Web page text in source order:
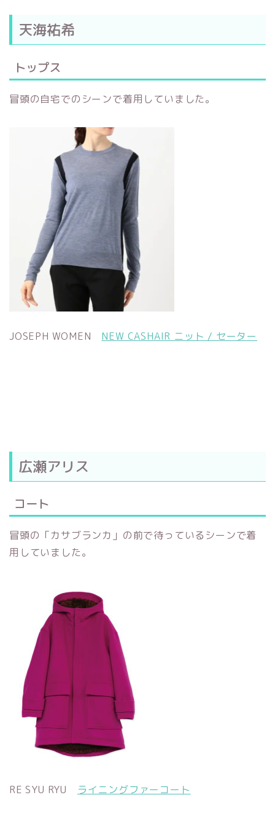
天海祐希
トップス
冒頭の自宅でのシーンで着用していました。
JOSEPH WOMEN NEW CASHAIR ニット / セーター
広瀬アリス
コート
冒頭の「カサブランカ」の前で待っているシーンで着
用していました。
RE SYU RYU ライニングファーコート